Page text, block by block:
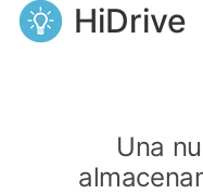
HiDrive
Una